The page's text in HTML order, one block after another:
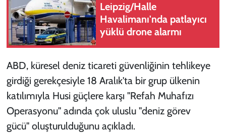
Leipzig/Halle
Havalimanı'nda patlayıcı
yüklü drone alarmı
ABD, küresel deniz ticareti güvenliğinin tehlikeye
girdiği gerekçesiyle 18 Aralık'ta bir grup ülkenin
katılımıyla Husi güçlere karşı "Refah Muhafızı
Operasyonu" adında çok uluslu "deniz görev
gücü" oluşturulduğunu açıkladı.